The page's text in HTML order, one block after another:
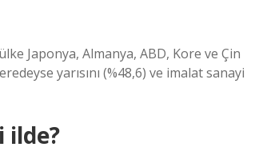
Japonya, Almanya, ABD, Kore ve Çin
yarısını (%48,6) ve imalat sanayi
ilde?